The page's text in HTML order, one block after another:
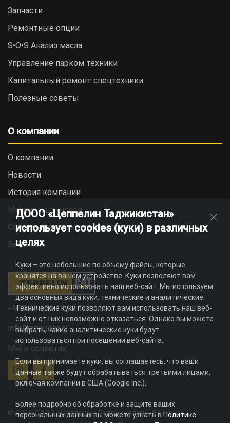
Запчасти
Ремонтные опции
S•O•S Анализ масла
Управление парком техники
Капитальный ремонт спецтехники
Полезные советы
О компании
О компании
Новости
История компании
Миссия и ценности
Социальная ответственность
Вакансии
+992 44 625 11 22
info@zeppelin.tj
Мы в соцсетях:
© 2026 ДООО «Цеппелин Таджикистан». Все права
ДООО «Цеппелин Таджикистан»
использует cookies (куки) в различных
целях
Куки – это небольшие по объему файлы, которые
хранятся на вашем устройстве. Куки позволяют вам
эффективно использовать наш веб-сайт. Мы используем
два основных вида куки: технические и аналитические.
Технические куки позволяют вам использовать наш веб-
сайт и от них невозможно отказаться. Однако вы можете
выбрать, какие аналитические куки будут
использоваться при посещении веб-сайта.
Если вы принимаете куки, вы соглашаетесь, что ваши
данные также будут обрабатываться третьими лицами,
включая компании в США (Google Inc.).
Более подробно об обработке и защите ваших
персональных данных вы можете узнать вПолитике